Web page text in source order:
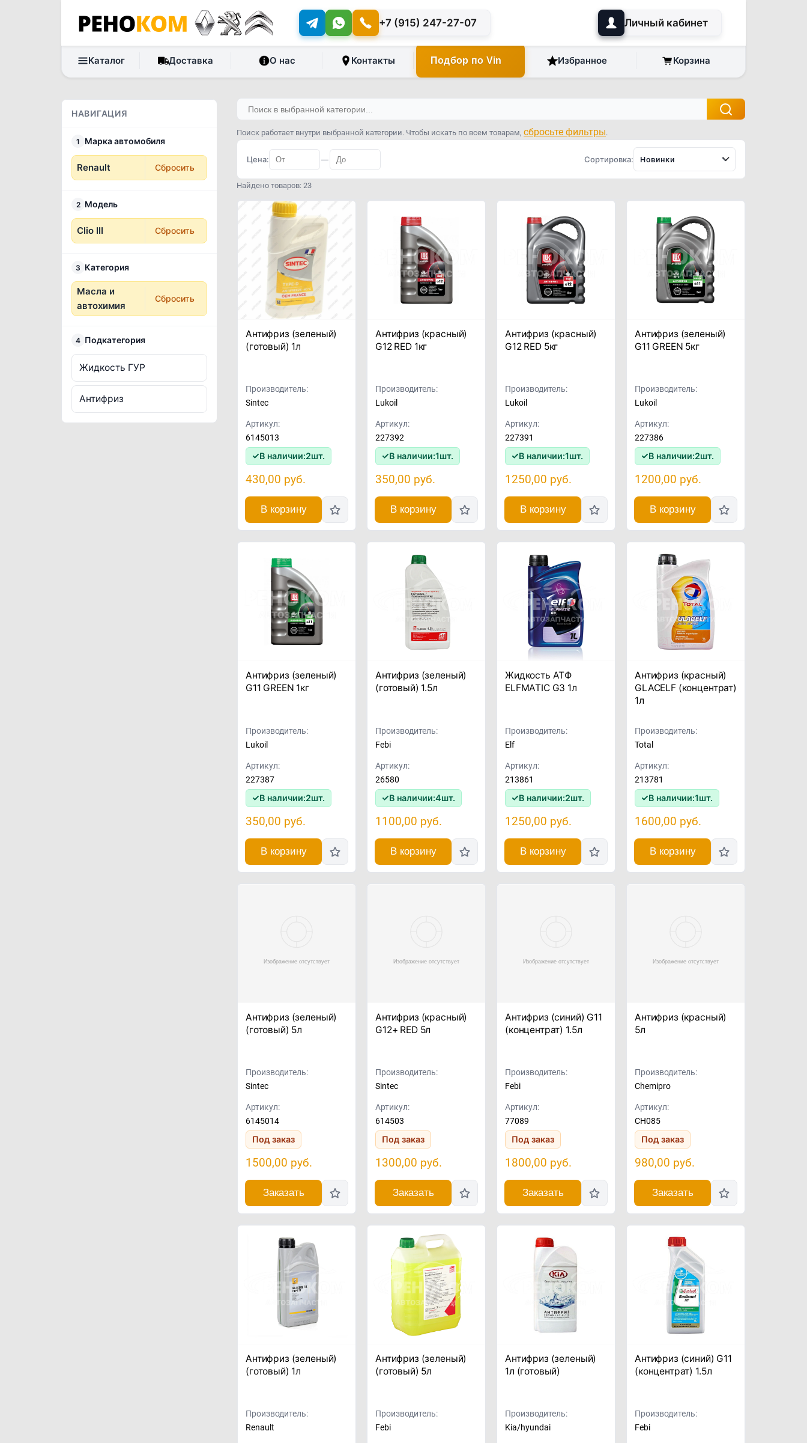
+7 (915) 247-27-07 Личный кабинет
Каталог Доставка О нас Контакты Подбор по Vin Избранное Корзина
НАВИГАЦИЯ
1 Марка автомобиля
Renault Сбросить
2 Модель
Clio III Сбросить
3 Категория
Масла и
автохимия
Сбросить
4 Подкатегория
Жидкость ГУР
Антифриз
Поиск работает внутри выбранной категории. Чтобы искать по всем товарам, сбросьте фильтры.
Цена: — Сортировка: Новинки
Найдено товаров: 23
Антифриз (зеленый)
(готовый) 1л
Производитель:
Sintec
Артикул:
6145013
В наличии:2шт.
430,00 руб.
В корзину
Антифриз (красный)
G12 RED 1кг
Производитель:
Lukoil
Артикул:
227392
В наличии:1шт.
350,00 руб.
В корзину
Антифриз (красный)
G12 RED 5кг
Производитель:
Lukoil
Артикул:
227391
В наличии:1шт.
1250,00 руб.
В корзину
Антифриз (зеленый)
G11 GREEN 5кг
Производитель:
Lukoil
Артикул:
227386
В наличии:2шт.
1200,00 руб.
В корзину
Антифриз (зеленый)
G11 GREEN 1кг
Производитель:
Lukoil
Артикул:
227387
В наличии:2шт.
350,00 руб.
В корзину
Антифриз (зеленый)
(готовый) 1.5л
Производитель:
Febi
Артикул:
26580
В наличии:4шт.
1100,00 руб.
В корзину
Жидкость АТФ
ELFMATIC G3 1л
Производитель:
Elf
Артикул:
213861
В наличии:2шт.
1250,00 руб.
В корзину
Антифриз (красный)
GLACELF (концентрат)
1л
Производитель:
Total
Артикул:
213781
В наличии:1шт.
1600,00 руб.
В корзину
Антифриз (зеленый)
(готовый) 5л
Производитель:
Sintec
Артикул:
6145014
Под заказ
1500,00 руб.
Заказать
Антифриз (красный)
G12+ RED 5л
Производитель:
Sintec
Артикул:
614503
Под заказ
1300,00 руб.
Заказать
Антифриз (синий) G11
(концентрат) 1.5л
Производитель:
Febi
Артикул:
77089
Под заказ
1800,00 руб.
Заказать
Антифриз (красный)
5л
Производитель:
Chemipro
Артикул:
CH085
Под заказ
980,00 руб.
Заказать
Антифриз (зеленый)
(готовый) 1л
Производитель:
Renault
Антифриз (зеленый)
(готовый) 5л
Производитель:
Febi
Антифриз (зеленый)
1л (готовый)
Производитель:
Kia/hyundai
Антифриз (синий) G11
(концентрат) 1.5л
Производитель:
Febi